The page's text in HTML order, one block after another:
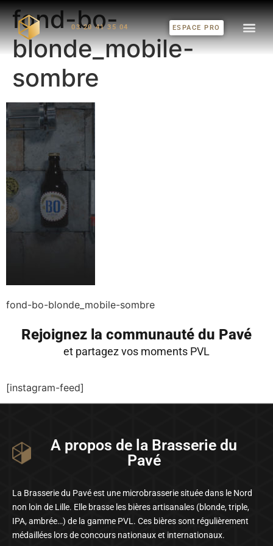
03 20 41 35 04 ESPACE PRO
fond-bo-
blonde_mobile-
sombre
fond-bo-blonde_mobile-sombre
Rejoignez la communauté du Pavé
et partagez vos moments PVL
[instagram-feed]
A propos de la Brasserie du
Pavé
La Brasserie du Pavé est une microbrasserie située dans le Nord
non loin de Lille. Elle brasse les bières artisanales (blonde, triple,
IPA, ambrée…) de la gamme PVL. Ces bières sont régulièrement
médaillées lors de concours nationaux et internationaux.